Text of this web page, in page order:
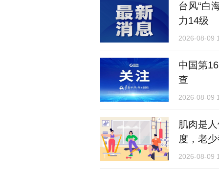
台风“白
力14级
2026-08-09
中国第
查
2026-08-09
肌肉是
度，老
2026-08-09